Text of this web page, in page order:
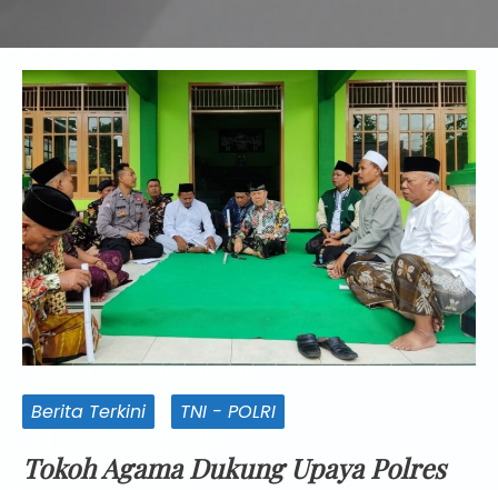
Berita Terkini TNI - POLRI
Tokoh Agama Dukung Upaya Polres